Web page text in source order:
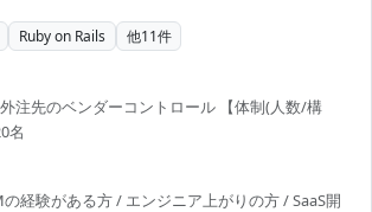
Ruby on Rails 他11件
注先のベンダーコントロール 【体制(人数/構
名
経験がある方 / エンジニア上がりの方 / SaaS開